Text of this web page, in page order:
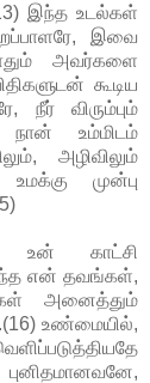
இந்த உடல்கள்
இவை
அவர்களை
கூடிய
நீர் விரும்பும்
உம்மிடம்
அழிவிலும்
முன்பு
உன் காட்சி
என் தவங்கள்,
அனைத்தும்
உண்மையில்,